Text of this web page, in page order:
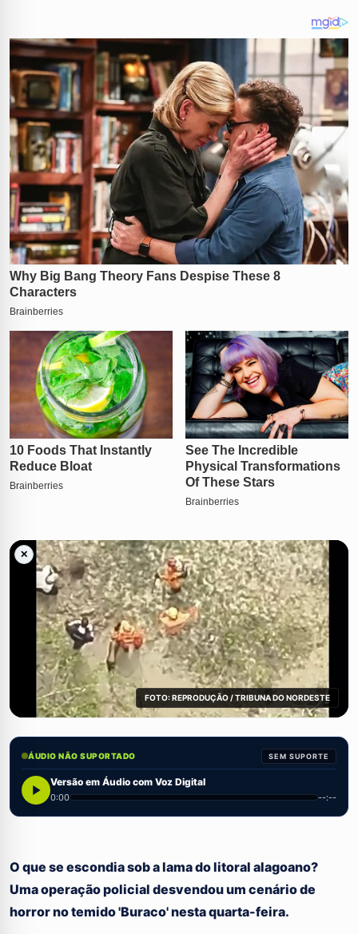
✕
FOTO: REPRODUÇÃO / TRIBUNA DO NORDESTE
ÁUDIO NÃO SUPORTADO SEM SUPORTE
Versão em Áudio com Voz Digital
0:00 --:--
O que se escondia sob a lama do litoral alagoano?
Uma operação policial desvendou um cenário de
horror no temido 'Buraco' nesta quarta-feira.